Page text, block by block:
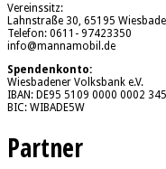
Vereinssitz:
Lahnstraße 30, 65195
Telefon: 0611- 97423350
info@mannamobil.de
Spendenkonto:
Wiesbadener Volksbank e.V.
IBAN: DE95 5109 0000 0002
BIC: WIBADE5W
Partner